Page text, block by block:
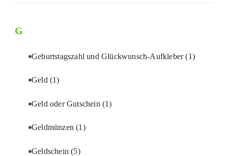
G
Geburtstagszahl und Glückwunsch-Aufkleber(1)
Geld (1)
Geld oder Gutschein (1)
Geldmünzen(1)
Geldschein(5)